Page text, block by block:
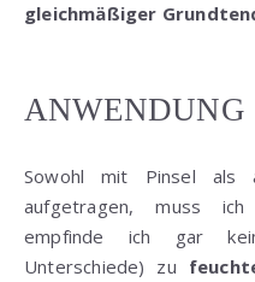
gleichmäßiger
ANWENDUNG
Sowohl mit Pinsel als
aufgetragen, muss
empfinde ich gar
Unterschiede) zu